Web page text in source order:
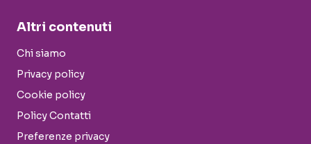
Altri contenuti
Chi siamo
Privacy policy
Cookie policy
Policy Contatti
Preferenze privacy